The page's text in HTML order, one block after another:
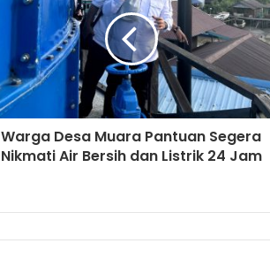
Warga Desa Muara Pantuan Segera
Nikmati Air Bersih dan Listrik 24 Jam